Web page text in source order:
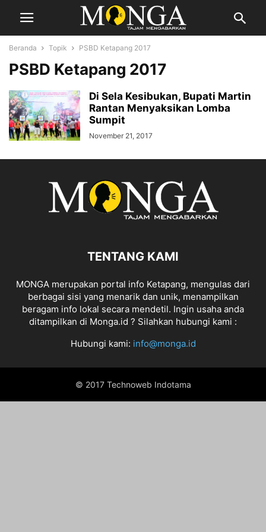
Beranda Topik PSBD Ketapang 2017
PSBD Ketapang 2017
Di Sela Kesibukan, Bupati Martin
Rantan Menyaksikan Lomba
Sumpit
November 21, 2017
TENTANG KAMI
MONGA merupakan portal info Ketapang, mengulas dari
berbagai sisi yang menarik dan unik, menampilkan
beragam info lokal secara mendetil. Ingin usaha anda
ditampilkan di Monga.id ? Silahkan hubungi kami :
Hubungi kami: info@monga.id
© 2017 Technoweb Indotama